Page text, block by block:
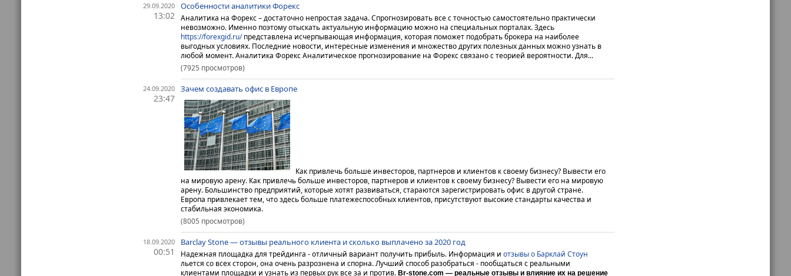
29.09.2020
13:02
Особенности аналитики Форекс
Аналитика на Форекс – достаточно непростая задача. Спрогнозировать все с точностью самостоятельно практически
невозможно. Именно поэтому отыскать актуальную информацию можно на специальных порталах. Здесь
https://forexgid.ru/представлена исчерпывающая информация, которая поможет подобрать брокера на наиболее
выгодных условиях. Последние новости, интересные изменения и множество других полезных данных можно узнать в
любой момент.Аналитика ФорексАналитическое прогнозирование на Форекс связано с теорией вероятности. Для...
(7925 просмотров)
24.09.2020
23:47
Зачем создавать офис в Европе
Как привлечь больше инвесторов, партнеров и клиентов к своему бизнесу? Вывести его
на мировую арену. Как привлечь больше инвесторов, партнеров и клиентов к своему бизнесу? Вывести его на мировую
арену. Большинство предприятий, которые хотят развиваться, стараются зарегистрировать офис в другой стране.
Европа привлекает тем, что здесь больше платежеспособных клиентов, присутствуют высокие стандарты качества и
стабильная экономика.
(8005 просмотров)
18.09.2020
00:51
Barclay Stone — отзывы реального клиента и сколько выплачено за 2020 год
Надежная площадка для трейдинга - отличный вариант получить прибыль. Информация и отзывы о Барклай Стоун
льется со всех сторон, она очень разрознена и спорна. Лучший способ разобраться - пообщаться с реальными
клиентами площадки и узнать из первых рук все за и против. Br-stone.com — реальные отзывы и влияние их на решение